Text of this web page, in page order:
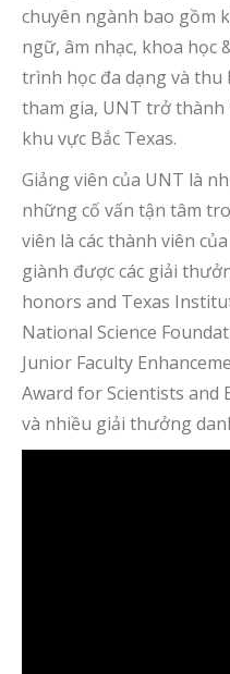
chuyên ngành bao gồm
ngữ, âm nhạc, khoa học
trình học đa dạng và
tham gia, UNT trở
khu vực Bắc Texas.
Giảng viên của UNT là
những cố vấn tận tâm
viên là các thành viên
giành được các giải
honors and Texas
National Science
Junior Faculty
Award for Scientists and
và nhiều giải thưởng